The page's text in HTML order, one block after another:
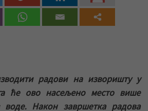
радови на изворишту у
ће ово насељено место више
воде. Након завршетка радова